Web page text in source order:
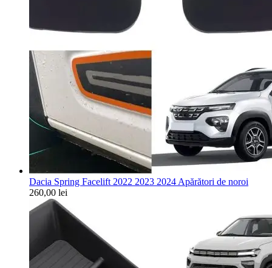
Dacia Spring Facelift 2022 2023 2024 Apărători de noroi
260,00 lei